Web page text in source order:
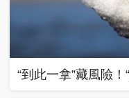
“到此一拿”藏風險